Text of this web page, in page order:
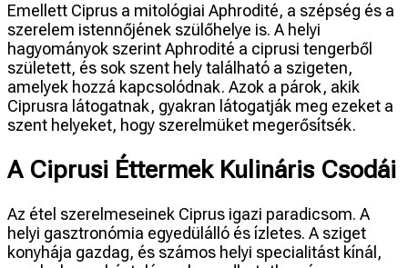
Emellett Ciprus a mitológiai Aphrodité, a szépség és a
szerelem istennőjének szülőhelye is. A helyi
hagyományok szerint Aphrodité a ciprusi tengerből
született, és sok szent hely található a szigeten,
amelyek hozzá kapcsolódnak. Azok a párok, akik
Ciprusra látogatnak, gyakran látogatják meg ezeket a
szent helyeket, hogy szerelmüket megerősítsék.
A Ciprusi Éttermek Kulináris Csodái
Az étel szerelmeseinek Ciprus igazi paradicsom. A
helyi gasztronómia egyedülálló és ízletes. A sziget
konyhája gazdag, és számos helyi specialitást kínál,